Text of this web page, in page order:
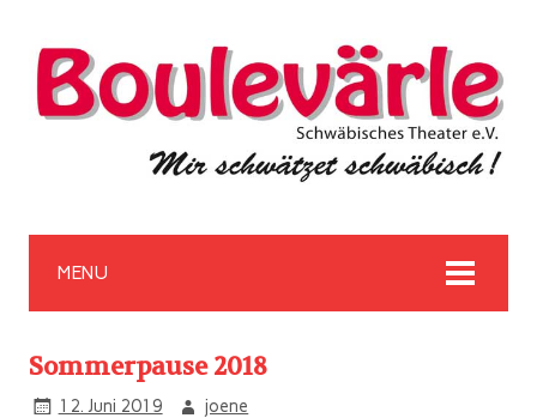
MENU
Sommerpause 2018
12. Juni 2019 joene